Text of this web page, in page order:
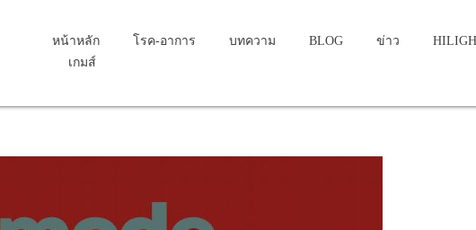
หน้าหลัก โรค-อาการ บทความ BLOG ข่าว
เกมส์